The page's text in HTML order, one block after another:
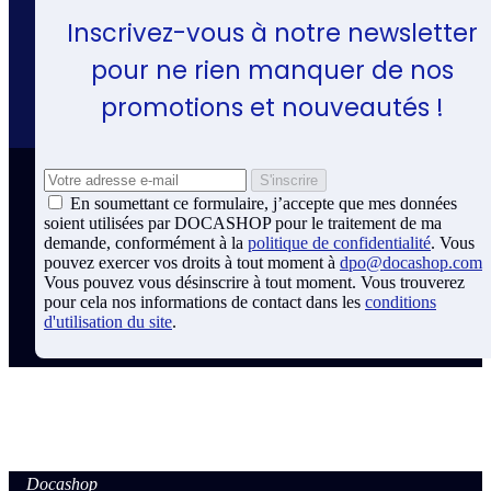
Inscrivez-vous à notre newsletter
pour ne rien manquer de nos
promotions et nouveautés !
En soumettant ce formulaire, j’accepte que mes données
soient utilisées par DOCASHOP pour le traitement de ma
demande, conformément à la politique de confidentialité. Vous
pouvez exercer vos droits à tout moment à dpo@docashop.com
Vous pouvez vous désinscrire à tout moment. Vous trouverez
pour cela nos informations de contact dans les conditions
d'utilisation du site.
Docashop